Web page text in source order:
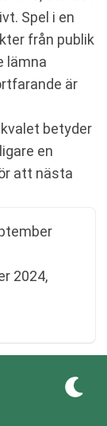
Spel i en
från publik
lämna
är
betyder
en
att nästa
2024,